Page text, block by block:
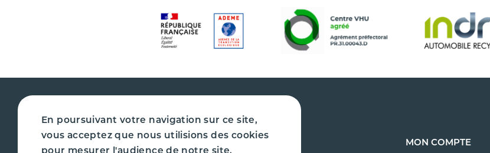
MON COMPTE
En poursuivant votre navigation sur ce site,
vous acceptez que nous utilisions des cookies